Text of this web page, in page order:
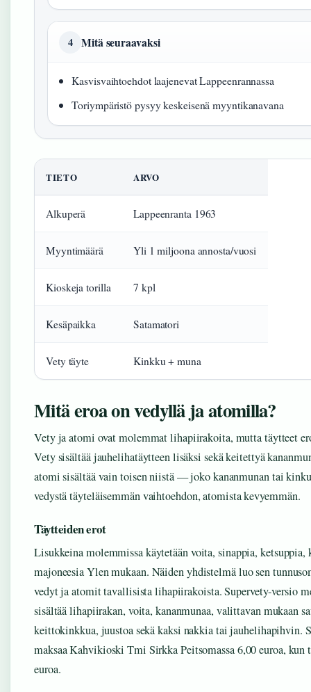
4 Mitä seuraavaksi
Kasvisvaihtoehdot laajenevat Lappeenrannassa
Toriympäristö pysyy keskeisenä myyntikanavana
TIETO ARVO
Alkuperä Lappeenranta 1963
Myyntimäärä Yli 1 miljoona annosta/vuosi
Kioskeja torilla 7 kpl
Kesäpaikka Satamatori
Vety täyte Kinkku + muna
Mitä eroa on vedyllä ja atomilla?
Vety ja atomi ovat molemmat lihapiirakoita, mutta täytteet
Vety sisältää jauhelihatäytteen lisäksi sekä keitettyä
atomi sisältää vain toisen niistä — joko kananmunan tai
vedystä täyteläisemmän vaihtoehdon, atomista kevyemmän.
Täytteiden erot
Lisukkeina molemmissa käytetään voita, sinappia,
majoneesia Ylen mukaan. Näiden yhdistelmä luo sen
vedyt ja atomit tavallisista lihapiirakoista. Supervety-versio
sisältää lihapiirakan, voita, kananmunaa, valittavan mukaan
keittokinkkua, juustoa sekä kaksi nakkia tai jauhelihapihvin.
maksaa Kahvikioski Tmi Sirkka Peitsomassa 6,00 euroa, kun
euroa.